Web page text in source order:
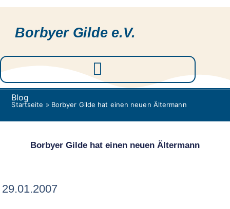
Borbyer Gilde e.V.
Blog
Startseite » Borbyer Gilde hat einen neuen Ältermann
Borbyer Gilde hat einen neuen Ältermann
29.01.2007